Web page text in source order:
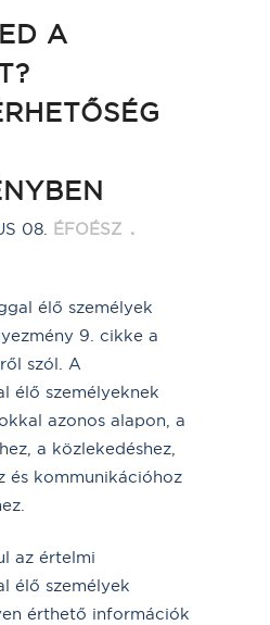
A
08. ÉFOÉSZ
élő személyek
9. cikke a
szól. A
élő személyeknek
azonos alapon, a
a közlekedéshez,
és kommunikációhoz
az értelmi
élő személyek
érthető információk